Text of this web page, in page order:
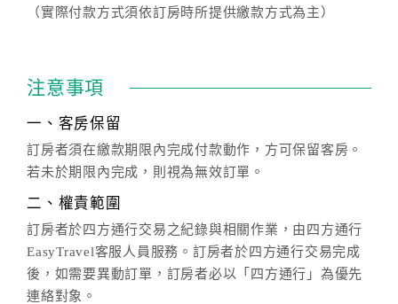
（實際付款方式須依訂房時所提供繳款方式為主）
注意事項
一、客房保留
訂房者須在繳款期限內完成付款動作，方可保留客房。
若未於期限內完成，則視為無效訂單。
二、權責範圍
訂房者於四方通行交易之紀錄與相關作業，由四方通行
EasyTravel客服人員服務。訂房者於四方通行交易完成
後，如需要異動訂單，訂房者必以「四方通行」為優先
連絡對象。